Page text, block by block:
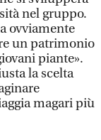
nel gruppo.
ovviamente
un patrimonio
piante».
la scelta
magari più